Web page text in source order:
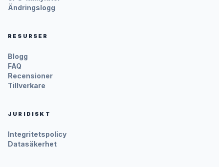
Ändringslogg
RESURSER
Blogg
FAQ
Recensioner
Tillverkare
JURIDISKT
Integritetspolicy
Datasäkerhet